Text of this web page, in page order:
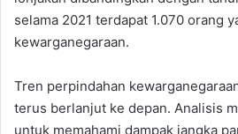
selama 2021 terdapat 1.070 orang
kewarganegaraan.
Tren perpindahan
terus berlanjut ke depan. Analisis
untuk memahami dampak jangka